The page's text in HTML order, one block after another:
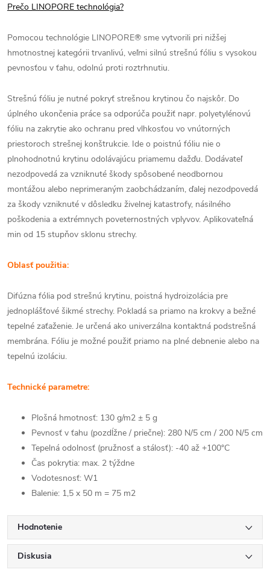
Prečo LINOPORE technológia?
Pomocou technológie LINOPORE® sme vytvorili pri nižšej
hmotnostnej kategórii trvanlivú, veľmi silnú strešnú fóliu s vysokou
pevnosťou v ťahu, odolnú proti roztrhnutiu.
Strešnú fóliu je nutné pokryť strešnou krytinou čo najskôr. Do
úplného ukončenia práce sa odporúča použiť napr. polyetylénovú
fóliu na zakrytie ako ochranu pred vlhkosťou vo vnútorných
priestoroch strešnej konštrukcie. Ide o poistnú fóliu nie o
plnohodnotnú krytinu odolávajúcu priamemu dažďu. Dodávateľ
nezodpovedá za vzniknuté škody spôsobené neodbornou
montážou alebo neprimeraným zaobchádzaním, ďalej nezodpovedá
za škody vzniknuté v dôsledku živelnej katastrofy, násilného
poškodenia a extrémnych poveternostných vplyvov. Aplikovateľná
min od 15 stupňov sklonu strechy.
Oblasť použitia:
Difúzna fólia pod strešnú krytinu, poistná hydroizolácia pre
jednoplášťové šikmé strechy. Pokladá sa priamo na krokvy a bežné
tepelné zaťaženie. Je určená ako univerzálna kontaktná podstrešná
membrána. Fóliu je možné použiť priamo na plné debnenie alebo na
tepelnú izoláciu.
Technické parametre:
Plošná hmotnosť: 130 g/m2 ± 5 g
Pevnosť v ťahu (pozdĺžne / priečne): 280 N/5 cm / 200 N/5 cm
Tepelná odolnosť (pružnosť a stálosť): -40 až +100°C
Čas pokrytia: max. 2 týždne
Vodotesnosť: W1
Balenie: 1,5 x 50 m = 75 m2
Hodnotenie
Diskusia